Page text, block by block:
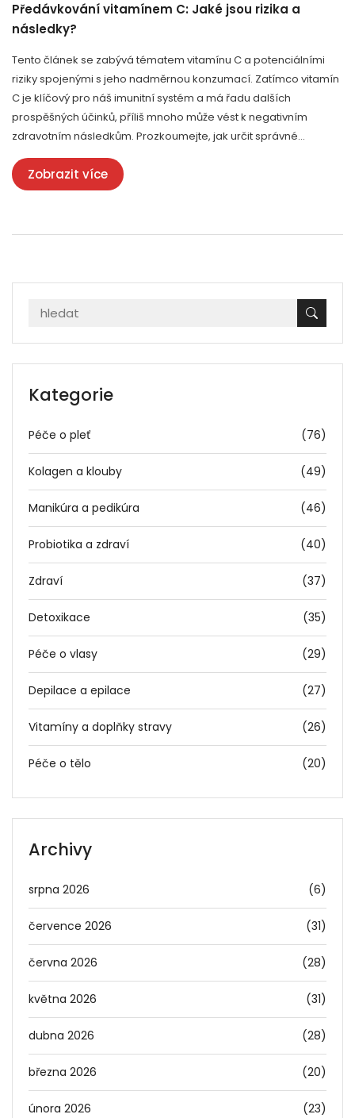
Předávkování vitamínem C: Jaké jsou rizika a
následky?
Tento článek se zabývá tématem vitamínu C a potenciálními
riziky spojenými s jeho nadměrnou konzumací. Zatímco vitamín
C je klíčový pro náš imunitní systém a má řadu dalších
prospěšných účinků, příliš mnoho může vést k negativním
zdravotním následkům. Prozkoumejte, jak určit správné
množství vitamínu C a jaké problémy mohou vzniknout při jeho
předávkování.
Zobrazit více
Kategorie
Péče o pleť (76)
Kolagen a klouby (49)
Manikúra a pedikúra (46)
Probiotika a zdraví (40)
Zdraví (37)
Detoxikace (35)
Péče o vlasy (29)
Depilace a epilace (27)
Vitamíny a doplňky stravy (26)
Péče o tělo (20)
Archivy
srpna 2026 (6)
července 2026 (31)
června 2026 (28)
května 2026 (31)
dubna 2026 (28)
března 2026 (20)
února 2026 (23)